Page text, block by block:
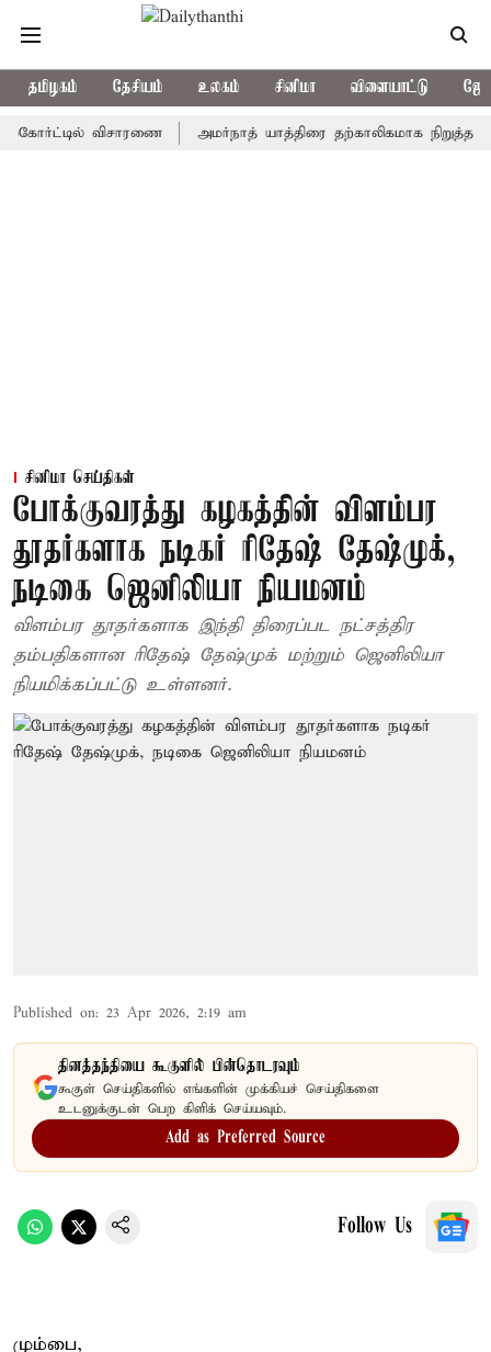
தமிழகம் தேசியம் உலகம் சினிமா விளையாட்டு
விசாரணை அமர்நாத் யாத்திரை தற்காலிகமாக நிறுத்தம்
சினிமா செய்திகள்
போக்குவரத்து கழகத்தின் விளம்பர
தூதர்களாக நடிகர் ரிதேஷ் தேஷ்முக்,
நடிகை ஜெனிலியா நியமனம்
விளம்பர தூதர்களாக இந்தி திரைப்பட நட்சத்திர
தம்பதிகளான ரிதேஷ் தேஷ்முக் மற்றும் ஜெனிலியா
நியமிக்கப்பட்டு உள்ளனர்.
Published on: 23 Apr 2026, 2:19 am
தினத்தந்தியை கூகுளில் பின்தொடரவும்
கூகுள் செய்திகளில் எங்களின் முக்கியச் செய்திகளை
உடனுக்குடன் பெற கிளிக் செய்யவும்.
Add as Preferred Source
Follow Us
மும்பை,